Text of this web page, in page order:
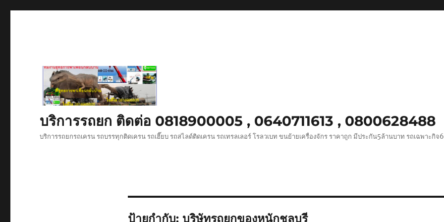
บริการรถยก ติดต่อ 0818900005 , 0640711613 , 0800628488
บริการรถยกรถเครน รถบรรทุกติดเครน รถเฮี๊ยบ รถสไลด์ติดเครน รถเทรลเลอร์ โรลวเบท ขนย้ายเครื่องจักร ราคาถูก มีประกัน5ล้านบาท รถเฉพาะกิจ
ป้ายกำกับ: บริษัทรถยกของหนักชลบุรี